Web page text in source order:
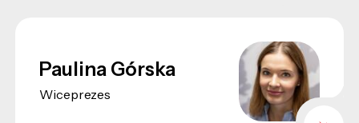
Paulina Górska
Wiceprezes